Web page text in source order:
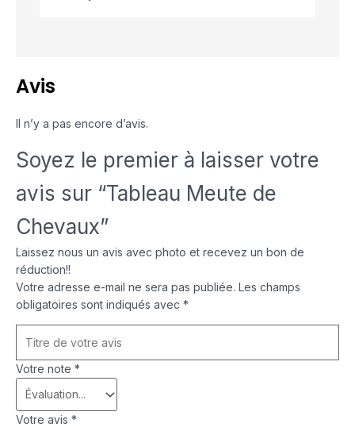
Avis
Il n’y a pas encore d’avis.
Soyez le premier à laisser votre
avis sur “Tableau Meute de
Chevaux”
Laissez nous un avis avec photo et recevez un bon de
réduction!!
Votre adresse e-mail ne sera pas publiée. Les champs
obligatoires sont indiqués avec *
Votre note *
Votre avis *